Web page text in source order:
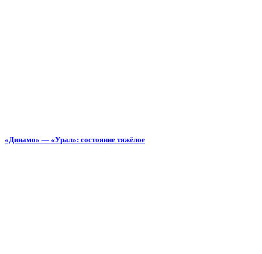
«Динамо» — «Урал»: состояние тяжёлое